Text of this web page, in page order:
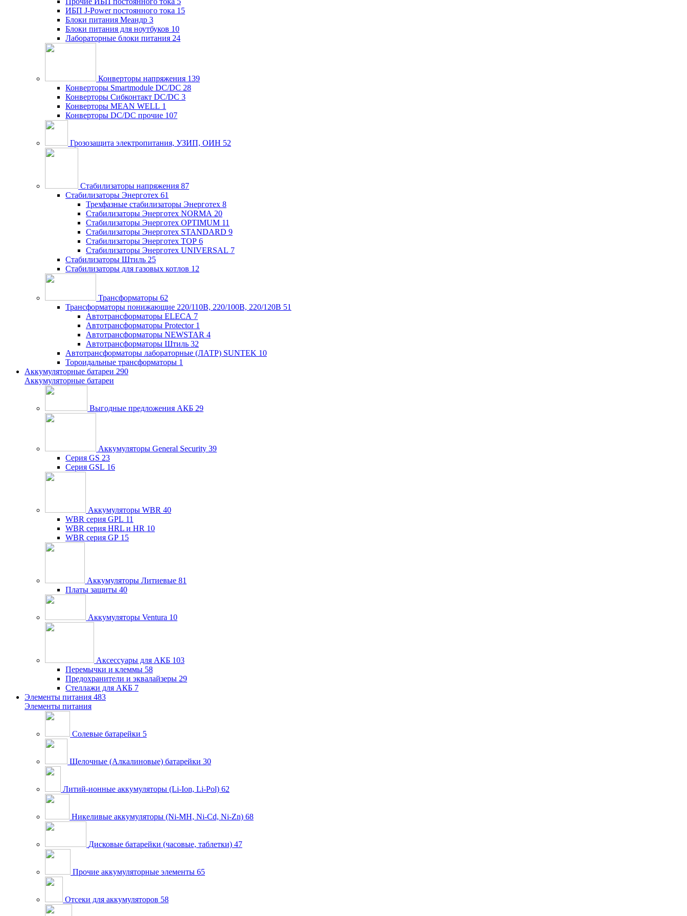
ИБП J-Power постоянного тока 15
Блоки питания Меандр 3
Блоки питания для ноутбуков 10
Лабораторные блоки питания 24
Конверторы напряжения 139
Конверторы Smartmodule DC/DC 28
Конверторы Сибконтакт DC/DC 3
Конверторы MEAN WELL 1
Конверторы DC/DC прочие 107
Грозозащита электропитания, УЗИП, ОИН 52
Стабилизаторы напряжения 87
Стабилизаторы Энерготех 61
Трехфазные стабилизаторы Энерготех 8
Стабилизаторы Энерготех NORMA 20
Стабилизаторы Энерготех OPTIMUM 11
Стабилизаторы Энерготех STANDARD 9
Стабилизаторы Энерготех TOP 6
Стабилизаторы Энерготех UNIVERSAL 7
Стабилизаторы Штиль 25
Стабилизаторы для газовых котлов 12
Трансформаторы 62
Трансформаторы понижающие 220/110В, 220/100В, 220/120В 51
Автотрансформаторы ELECA 7
Автотрансформаторы Protector 1
Автотрансформаторы NEWSTAR 4
Автотрансформаторы Штиль 32
Автотрансформаторы лабораторные (ЛАТР) SUNTEK 10
Тороидальные трансформаторы 1
Аккумуляторные батареи 290
Аккумуляторные батареи
Выгодные предложения АКБ 29
Аккумуляторы General Security 39
Серия GS 23
Серия GSL 16
Аккумуляторы WBR 40
WBR серия GPL 11
WBR серия HRL и HR 10
WBR серия GP 15
Аккумуляторы Литиевые 81
Платы защиты 40
Аккумуляторы Ventura 10
Аксессуары для АКБ 103
Перемычки и клеммы 58
Предохранители и эквалайзеры 29
Стеллажи для АКБ 7
Элементы питания 483
Элементы питания
Солевые батарейки 5
Щелочные (Алкалиновые) батарейки 30
Литий-ионные аккумуляторы (Li-Ion, Li-Pol) 62
Никеливые аккумуляторы (Ni-MH, Ni-Cd, Ni-Zn) 68
Дисковые батарейки (часовые, таблетки) 47
Прочие аккумуляторные элементы 65
Отсеки для аккумуляторов 58